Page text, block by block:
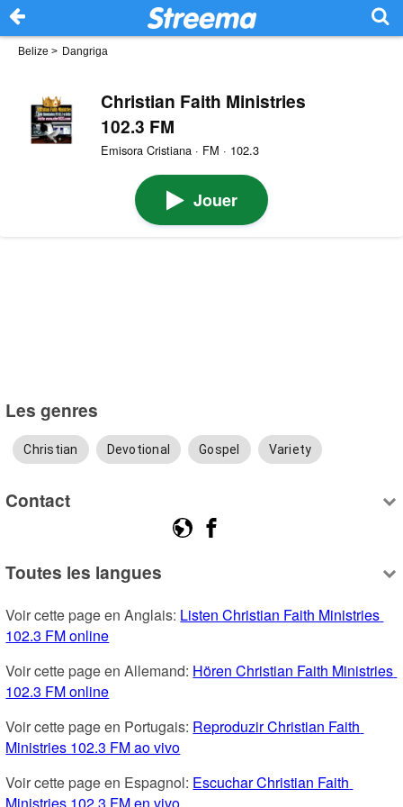
Belize > Dangriga
Christian Faith Ministries
102.3 FM
Emisora Cristiana · FM · 102.3
Jouer
Les genres
Christian Devotional Gospel Variety
Contact
Toutes les langues
Voir cette page en Anglais: Listen Christian Faith Ministries
102.3 FM online
Voir cette page en Allemand: Hören Christian Faith Ministries
102.3 FM online
Voir cette page en Portugais: Reproduzir Christian Faith
Ministries 102.3 FM ao vivo
Voir cette page en Espagnol: Escuchar Christian Faith
Ministries 102.3 FM en vivo